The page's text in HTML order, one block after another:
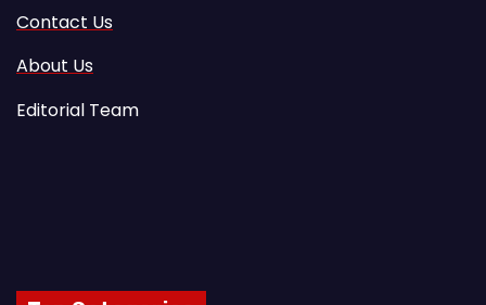
Contact Us
About Us
Editorial Team